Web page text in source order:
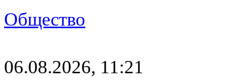
Общество
06.08.2026, 11:21